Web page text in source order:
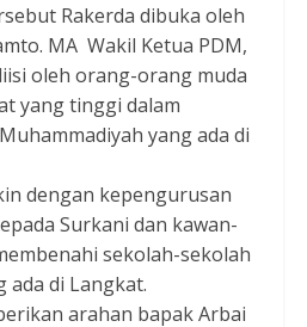
Rakerda dibuka oleh
MA Wakil Ketua PDM,
oleh orang-orang muda
yang tinggi dalam
yang ada di
dengan kepengurusan
Surkani dan kawan-
sekolah-sekolah
ada di Langkat.
arahan bapak Arbai